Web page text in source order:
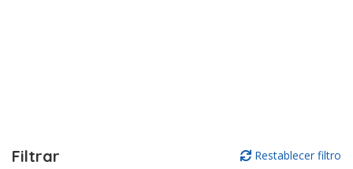
Filtrar Restablecer filtro